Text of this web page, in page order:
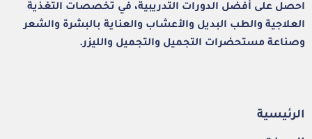
احصل على أفضل الدورات التدريبية، في تخصصات التغذية
العلاجية والطب البديل والأعشاب والعناية بالبشرة والشعر
وصناعة مستحضرات التجميل والتجميل والليزر.
الرئيسية